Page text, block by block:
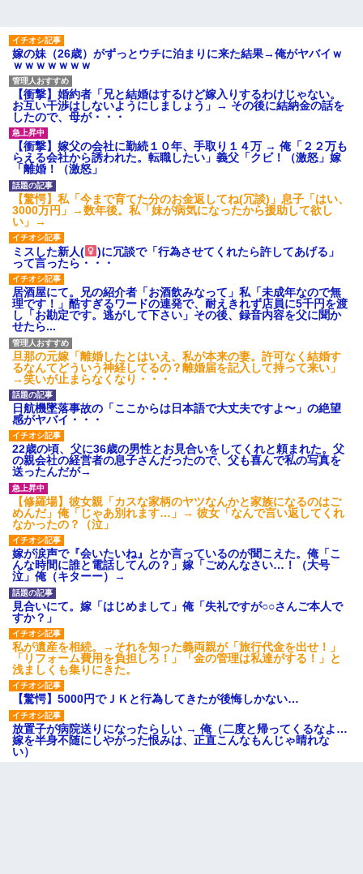
タ
後続車にクラクションを鳴ら
され彼氏が逆切れ。「何クラク
ション鳴らしてんだ！降りてこ
いよ！」と怒鳴りだし...
【衝撃】報酬100万円超の治験
募集がこちらｗｗｗｗｗ(※画像
あり)
【ネット騒然】惨殺されたタ
ワマン頂き女子のこの動画、す
げえええええｗｗｗｗｗｗｗｗ
ｗｗｗ
【愕然】白のクラウン俺氏、
高速道路左車線を制限速度で走
った結果wwwwwwwwwwww
百年の恋12-899 食べた量を
張り合ってくる
【悲報】佐藤輝明・・・２軍
でも盛大にやらかす←あまり悲
しませないでくれ
嫁の妹（26歳）がずっとウチに泊まりに来た結果→俺がヤバイｗ
ｗｗｗｗｗｗｗ
【衝撃】婚約者「兄と結婚はするけど嫁入りするわけじゃない。
お互い干渉はしないようにしましょう」→ その後に結納金の話を
したので、母が・・・
【衝撃】嫁父の会社に勤続１０年、手取り１４万 → 俺「２２万も
らえる会社から誘われた。転職したい」義父「クビ！（激怒」嫁
「離婚！（激怒」
【驚愕】私「今まで育てた分のお金返してね(冗談)」息子「はい、
3000万円」→数年後。私「妹が病気になったから援助して欲し
い」→
ミスした新人(
)に冗談で「行為させてくれたら許してあげる」
って言ったら・・・
居酒屋にて。兄の紹介者「お酒飲みなって」私「未成年なので無
理です！」酷すぎるワードの連発で、耐えきれず店員に5千円を渡
し「お勘定です。逃がして下さい」その後、録音内容を父に聞か
せたら...
旦那の元嫁「離婚したとはいえ、私が本来の妻。許可なく結婚す
るなんてどういう神経してるの？離婚届を記入して持って来い」
→笑いが止まらなくなり・・・
日航機墜落事故の「ここからは日本語で大丈夫ですよ〜」の絶望
感がヤバイ・・・
22歳の頃、父に36歳の男性とお見合いをしてくれと頼まれた。父
の親会社の経営者の息子さんだったので、父も喜んで私の写真を
送ったんだが→
【修羅場】彼女親「カスな家柄のヤツなんかと家族になるのはご
めんだ」俺「じゃあ別れます…」→ 彼女「なんで言い返してくれ
なかったの？（泣」
嫁が涙声で『会いたいね』とか言っているのが聞こえた。俺「こ
んな時間に誰と電話してんの？」嫁「ごめんなさい…！（大号
泣」俺（キターー）→
見合いにて。嫁「はじめまして」俺「失礼ですが○○さんご本人で
すか？」
私が遺産を相続。→それを知った義両親が「旅行代金を出せ！」
「リフォーム費用を負担しろ！」「金の管理は私達がする！」と
浅ましくも集りにきた。
【驚愕】5000円でＪＫと行為してきたが後悔しかない…
放置子が病院送りになったらしい → 俺（二度と帰ってくるなよ…
嫁を半身不随にしやがった恨みは、正直こんなもんじゃ晴れな
い）